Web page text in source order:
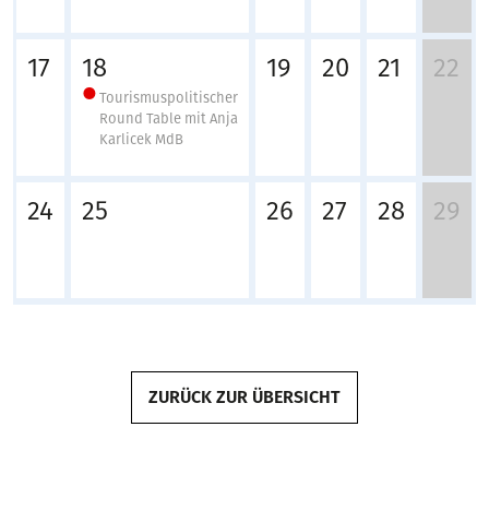
17 18
Tourismuspolitischer
Round Table mit Anja
Karlicek MdB
19 20 21 22
24 25 26 27 28 29
ZURÜCK ZUR ÜBERSICHT